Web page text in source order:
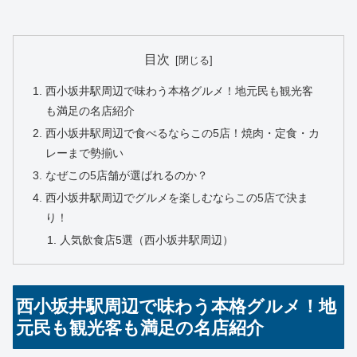
目次
西小坂井駅周辺で味わう本格グルメ！地元民も観光客
も満足の名店紹介
西小坂井駅周辺で食べるならこの5店！焼肉・定食・カ
レーまで勢揃い
なぜこの5店舗が選ばれるのか？
西小坂井駅周辺でグルメを楽しむならこの5店で決ま
り！
人気飲食店5選（西小坂井駅周辺）
西小坂井駅周辺で味わう本格グルメ！地
元民も観光客も満足の名店紹介